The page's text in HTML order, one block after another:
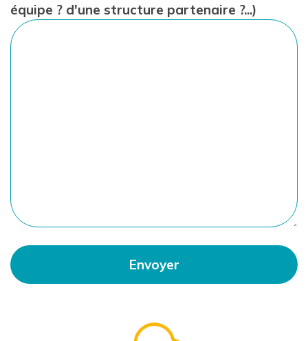
équipe ? d'une structure partenaire ?...)